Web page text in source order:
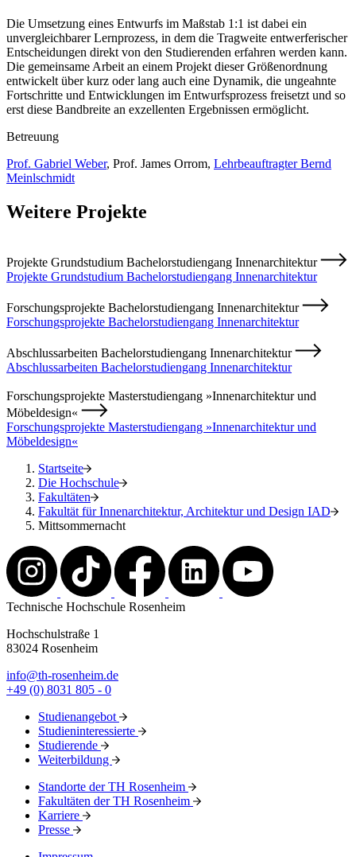
Die Umsetzung eines Entwurfs im Maßstab 1:1 ist dabei ein
unvergleichbarer Lernprozess, in dem die Tragweite entwerferischer
Entscheidungen direkt von den Studierenden erfahren werden kann.
Die gemeinsame Arbeit an einem Projekt dieser Größenordnung
entwickelt über kurz oder lang auch eine Dynamik, die ungeahnte
Fortschritte und Entwicklungen im Entwurfsprozess freisetzt und so
erst diese Bandbreite an exzellenten Ergebnissen ermöglicht.
Betreuung
Prof. Gabriel Weber, Prof. James Orrom, Lehrbeauftragter Bernd
Meinlschmidt
Weitere Projekte
Projekte Grundstudium Bachelorstudiengang Innenarchitektur
Projekte Grundstudium Bachelorstudiengang Innenarchitektur
Forschungsprojekte Bachelorstudiengang Innenarchitektur
Forschungsprojekte Bachelorstudiengang Innenarchitektur
Abschlussarbeiten Bachelorstudiengang Innenarchitektur
Abschlussarbeiten Bachelorstudiengang Innenarchitektur
Forschungsprojekte Masterstudiengang »Innenarchitektur und
Möbeldesign«
Forschungsprojekte Masterstudiengang »Innenarchitektur und
Möbeldesign«
Startseite
Die Hochschule
Fakultäten
Fakultät für Innenarchitektur, Architektur und Design IAD
Mittsommernacht
Technische Hochschule Rosenheim
Hochschulstraße 1
83024 Rosenheim
info@th-rosenheim.de
+49 (0) 8031 805 - 0
Studienangebot
Studieninteressierte
Studierende
Weiterbildung
Standorte der TH Rosenheim
Fakultäten der TH Rosenheim
Karriere
Presse